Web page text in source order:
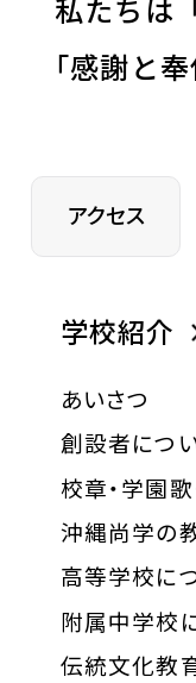
私たちは
「感謝と奉
アクセス
学校紹介
あいさつ
創設者につ
校章・学園歌
沖縄尚学の
高等学校に
附属中学校
伝統文化教